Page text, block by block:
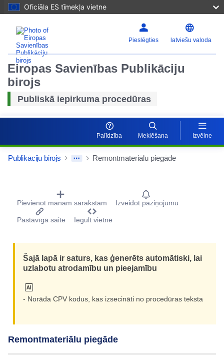
Oficiāla ES tīmekļa vietne
Pieslēgties latviešu valoda
Eiropas Savienības Publikāciju
birojs
Publiskā iepirkuma procedūras
Palīdzība Meklēšana Izvēlne
Publikāciju birojs Remontmateriālu piegāde
Procurement Detail Actions Portlet
Pievienot manam sarakstam Izveidot paziņojumu
Pastāvīgā saite Iegult vietnē
Šajā lapā ir saturs, kas ģenerēts automātiski, lai
uzlabotu atrodamību un pieejamību
- Norāda CPV kodus, kas izsecināti no procedūras teksta
Remontmateriālu piegāde